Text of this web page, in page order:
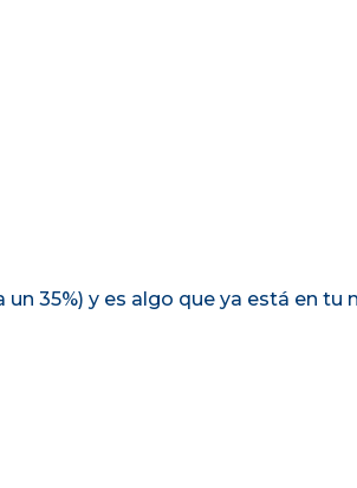
35%) y es algo que ya está en tu